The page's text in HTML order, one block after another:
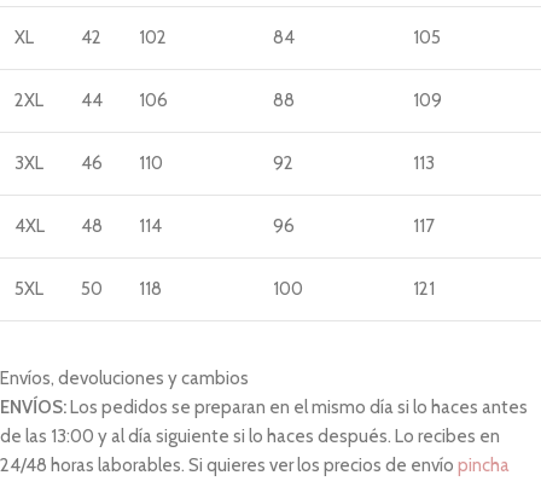
XL 42 102 84 105
2XL 44 106 88 109
3XL 46 110 92 113
4XL 48 114 96 117
5XL 50 118 100 121
Envíos, devoluciones y cambios
ENVÍOS:Los pedidos se preparan en el mismo día si lo haces antes
de las 13:00 y al día siguiente si lo haces después. Lo recibes en
24/48 horas laborables. Si quieres ver los precios de envío pincha